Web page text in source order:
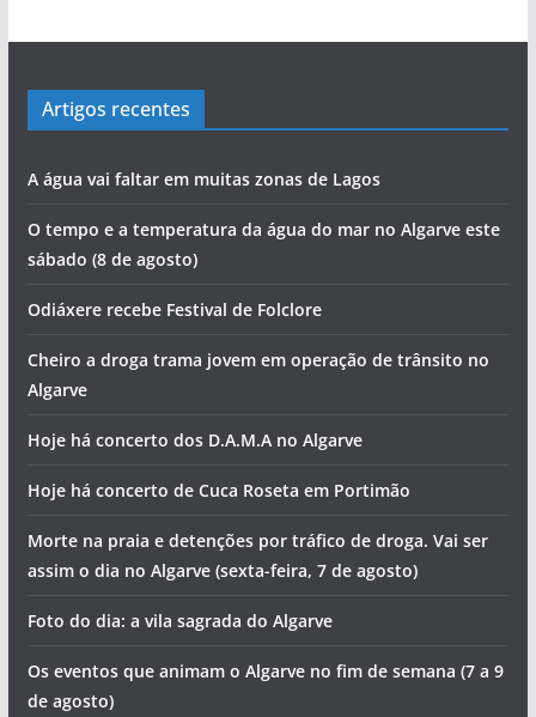
Artigos recentes
A água vai faltar em muitas zonas de Lagos
O tempo e a temperatura da água do mar no Algarve este
sábado (8 de agosto)
Odiáxere recebe Festival de Folclore
Cheiro a droga trama jovem em operação de trânsito no
Algarve
Hoje há concerto dos D.A.M.A no Algarve
Hoje há concerto de Cuca Roseta em Portimão
Morte na praia e detenções por tráfico de droga. Vai ser
assim o dia no Algarve (sexta-feira, 7 de agosto)
Foto do dia: a vila sagrada do Algarve
Os eventos que animam o Algarve no fim de semana (7 a 9
de agosto)